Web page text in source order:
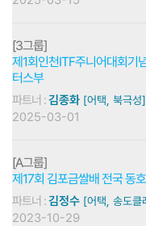
[3그룹]
제1회인천ITF주니어대회기
터스부
파트너 :김종화 [어택, 북극성]
2025-03-01
[A그룹]
제17회 김포금쌀배 전국 동
파트너 :김정수 [어택, 송도클
2023-10-29